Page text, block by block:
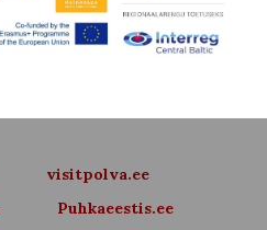
visitpolva.ee
Puhkaeestis.ee